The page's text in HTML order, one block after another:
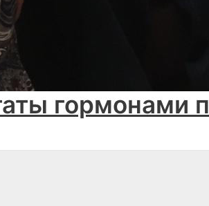
гормонами